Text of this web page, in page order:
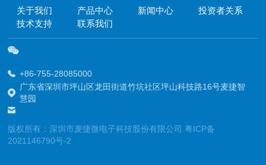
关于我们 产品中心 新闻中心
投资者关系
技术支持
联系我们
+86-755-28085000
广东省深圳市坪山区龙田街道竹坑社区坪山科技路16号麦捷智
慧园
版权所有：深圳市麦捷微电子科技股份有限公司 粤ICP备
2021146790号-2